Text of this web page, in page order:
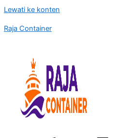
Lewati ke konten
Raja Container